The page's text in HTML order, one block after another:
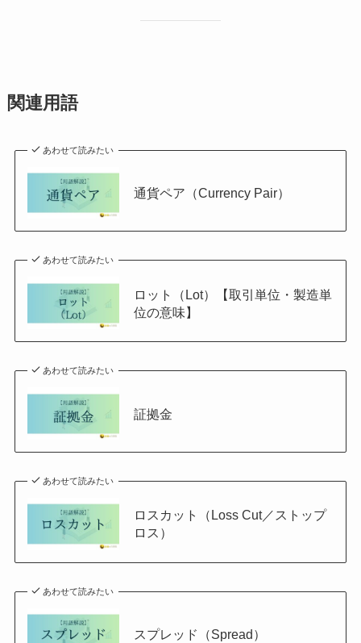
関連用語
あわせて読みたい
通貨ペア（Currency Pair）
あわせて読みたい
ロット（Lot）【取引単位・製造単
位の意味】
あわせて読みたい
証拠金
あわせて読みたい
ロスカット（Loss Cut／ストップ
ロス）
あわせて読みたい
スプレッド（Spread）